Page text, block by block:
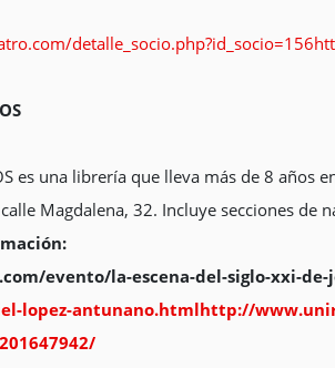
detalle_socio.php?id_socio=156
es una librería que lleva más de 8
Magdalena, 32. Incluye secciones
evento/la-escena-del-siglo-xxi-
lopez-antunano.htmlhttp://